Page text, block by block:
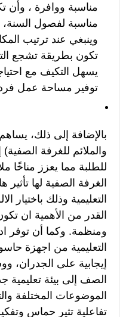
مناسبة ووافرة ،
مناسبة لفصول السنة،
وينبغي عند ترتيب
تكون بطريقة تشجع
يسهل التكيف مع
توفير مساحة عمل
بالإضافة إلى ذلك،
والملائم للغرفة الصفية)
للطلبة مما يعزز مناخًا
الغرفة الصفية لها
التعليمية وذلك باختيار
القدر من الأهمية ان
ومنظمة. وكما أن توفر
التعليمية من اجهزة
إيجابية على الجدران،
الصف إلى بيئة تعليمية
الموضوعات المختلفة
تفاعلية تثير حماس